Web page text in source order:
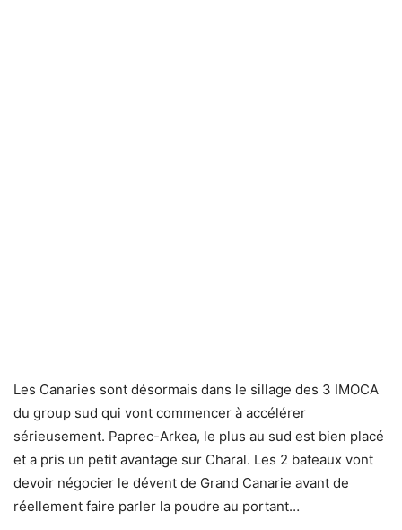
Les Canaries sont désormais dans le sillage des 3 IMOCA
du group sud qui vont commencer à accélérer
sérieusement. Paprec-Arkea, le plus au sud est bien placé
et a pris un petit avantage sur Charal. Les 2 bateaux vont
devoir négocier le dévent de Grand Canarie avant de
réellement faire parler la poudre au portant…